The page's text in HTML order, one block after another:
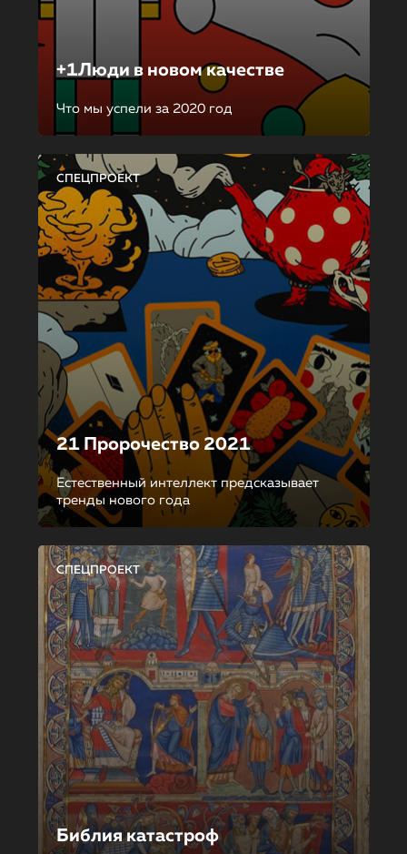
+1Люди в новом качестве
Что мы успели за 2020 год
СПЕЦПРОЕКТ
21 Пророчество 2021
Естественный интеллект предсказывает
тренды нового года
СПЕЦПРОЕКТ
Библия катастроф